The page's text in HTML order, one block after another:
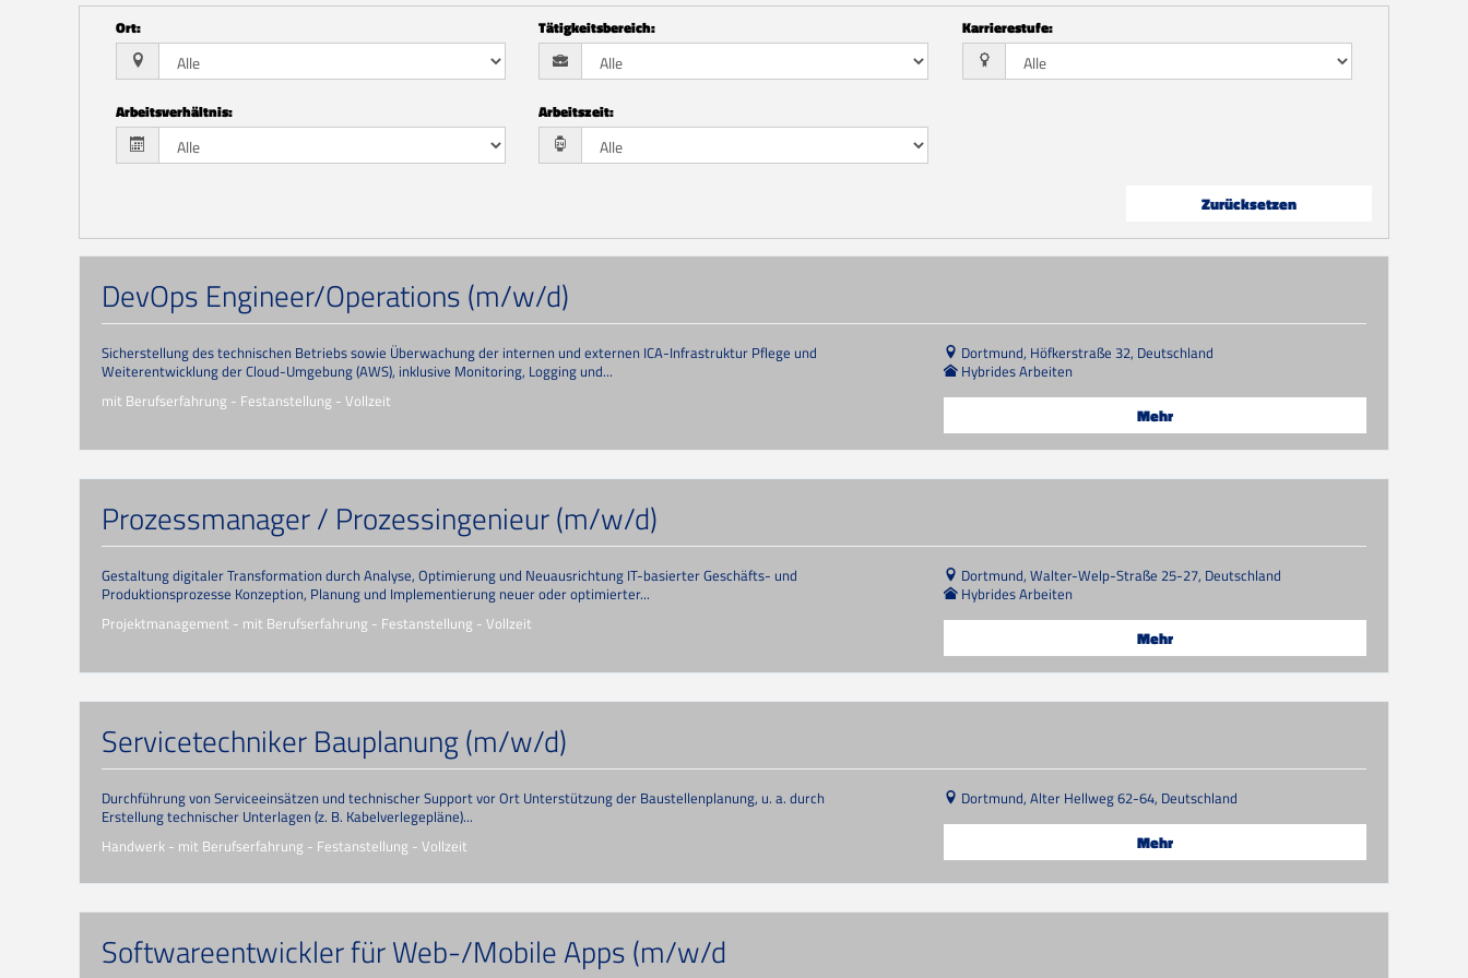
Ort: Tätigkeitsbereich: Karrierestufe:
Arbeitsverhältnis: Arbeitszeit:
Zurücksetzen
DevOps Engineer/Operations (m/w/d)
Sicherstellung des technischen Betriebs sowie Überwachung der internen und externen ICA-Infrastruktur Pflege und
Weiterentwicklung der Cloud-Umgebung (AWS), inklusive Monitoring, Logging und...
mit Berufserfahrung - Festanstellung - Vollzeit
Dortmund, Höfkerstraße 32, Deutschland
Hybrides Arbeiten
Mehr
Prozessmanager / Prozessingenieur (m/w/d)
Gestaltung digitaler Transformation durch Analyse, Optimierung und Neuausrichtung IT-basierter Geschäfts- und
Produktionsprozesse Konzeption, Planung und Implementierung neuer oder optimierter...
Projektmanagement - mit Berufserfahrung - Festanstellung - Vollzeit
Dortmund, Walter-Welp-Straße 25-27, Deutschland
Hybrides Arbeiten
Mehr
Servicetechniker Bauplanung (m/w/d)
Durchführung von Serviceeinsätzen und technischer Support vor Ort Unterstützung der Baustellenplanung, u. a. durch
Erstellung technischer Unterlagen (z. B. Kabelverlegepläne)...
Handwerk - mit Berufserfahrung - Festanstellung - Vollzeit
Dortmund, Alter Hellweg 62-64, Deutschland
Mehr
Softwareentwickler für Web-/Mobile Apps (m/w/d